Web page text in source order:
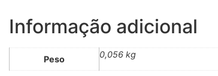
Informação adicional
Peso 0,056 kg